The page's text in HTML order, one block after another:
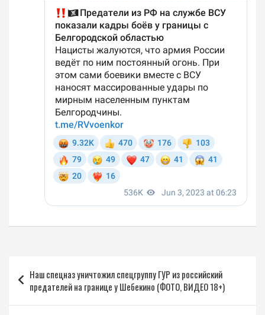
Навигация
по
записям
Наш спецназ уничтожил спецгруппу ГУР из российский
предателей на границе у Шебекино (ФОТО, ВИДЕО 18+)